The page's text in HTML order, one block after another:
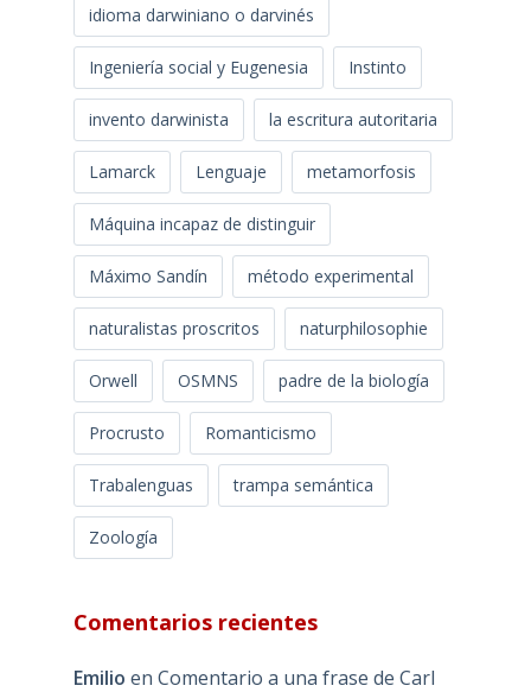
idioma darwiniano o darvinés
Ingeniería social y Eugenesia Instinto
invento darwinista la escritura autoritaria
Lamarck Lenguaje metamorfosis
Máquina incapaz de distinguir
Máximo Sandín método experimental
naturalistas proscritos naturphilosophie
Orwell OSMNS padre de la biología
Procrusto Romanticismo
Trabalenguas trampa semántica
Zoología
Comentarios recientes
Emilio en Comentario a una frase de Carl